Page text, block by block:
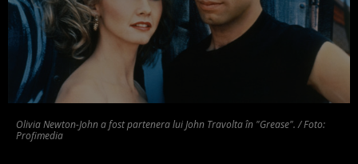
Olivia Newton-John a fost partenera lui John Travolta în "Grease". / Foto:
Profimedia